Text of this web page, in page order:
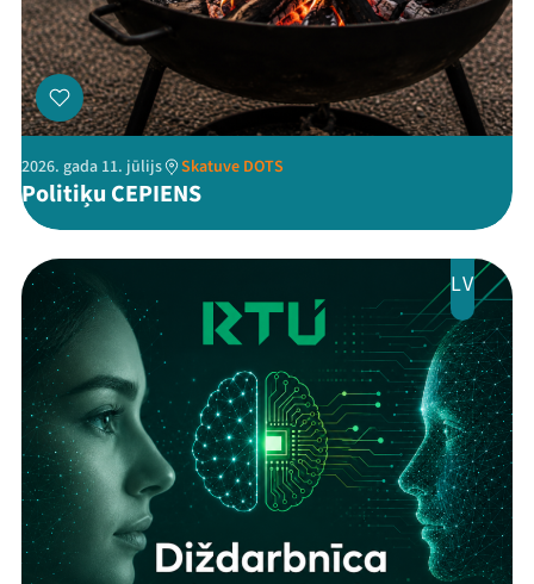
2026. gada 11. jūlijs Skatuve DOTS
Politiķu CEPIENS
LV